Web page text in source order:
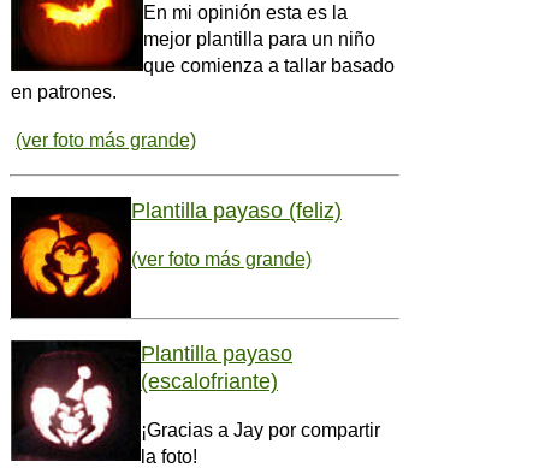
En mi opinión esta es la
mejor plantilla para un niño
que comienza a tallar basado
en patrones.
(ver foto más grande)
Plantilla payaso (feliz)
(ver foto más grande)
Plantilla payaso
(escalofriante)
¡Gracias a Jay por compartir
la foto!